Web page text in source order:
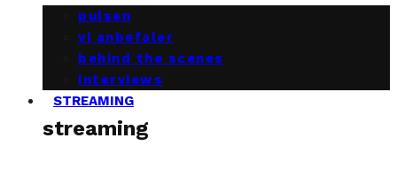
pulsen
vi anbefaler
behind the scenes
interviews
STREAMING
streaming